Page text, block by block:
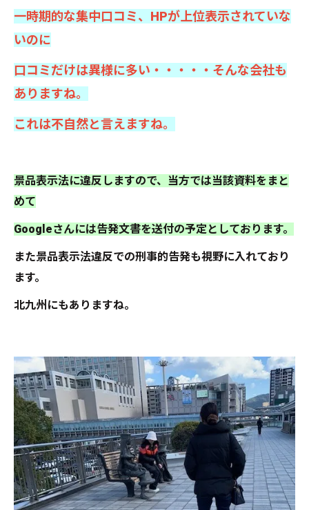
一時期的な集中口コミ、HPが上位表示されていな
いのに
口コミだけは異様に多い・・・・・そんな会社も
ありますね。
これは不自然と言えますね。
景品表示法に違反しますので、当方では当該資料をまと
めて
Googleさんには告発文書を送付の予定としております。
また景品表示法違反での刑事的告発も視野に入れており
ます。
北九州にもありますね。